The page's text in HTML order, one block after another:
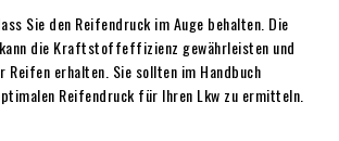
Sie den Reifendruck im Auge behalten. Die
die Kraftstoffeffizienz gewährleisten und
Reifen erhalten. Sie sollten im Handbuch
Reifendruck für Ihren Lkw zu ermitteln.